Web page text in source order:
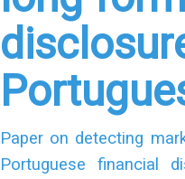
Paper on detecting
Portuguese financial